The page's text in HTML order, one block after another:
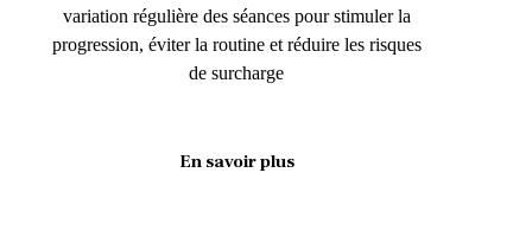
variation régulière des séances pour stimuler la
progression, éviter la routine et réduire les risques
de surcharge
En savoir plus